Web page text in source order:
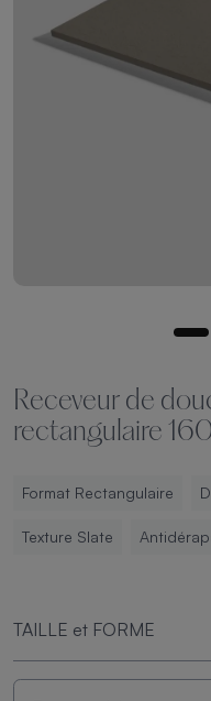
Receveur de
rectangulaire
Format Rectangulaire
Texture Slate
TAILLE et FORME